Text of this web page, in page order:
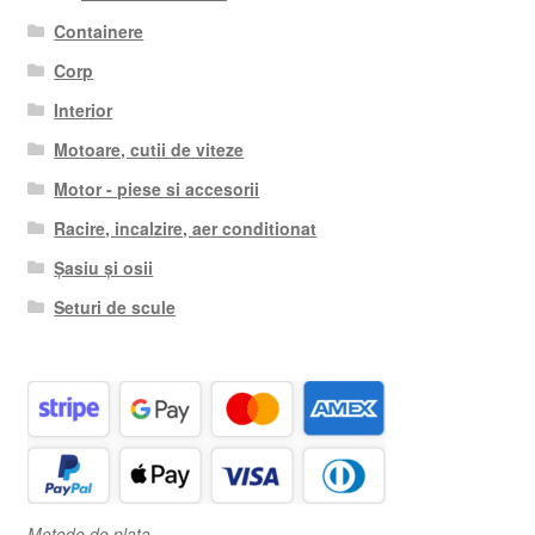
Containere
Corp
Interior
Motoare, cutii de viteze
Motor - piese si accesorii
Racire, incalzire, aer conditionat
Șasiu și osii
Seturi de scule